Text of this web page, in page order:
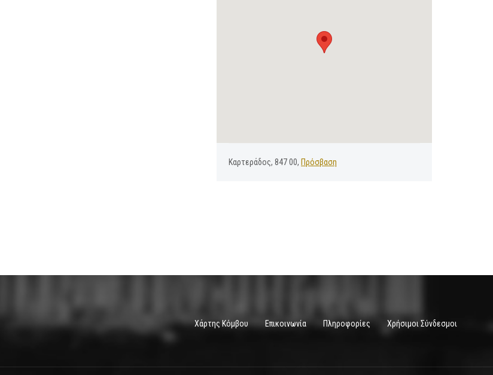
Καρτεράδος, 847 00, Πρόσβαση
Χάρτης Κόμβου Επικοινωνία Πληροφορίες Χρήσιμοι Σύνδεσμοι